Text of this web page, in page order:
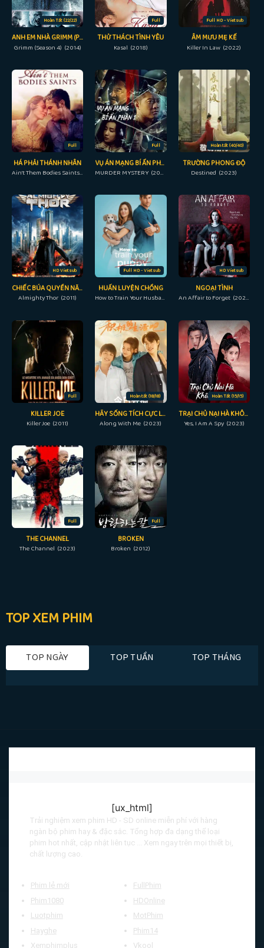
Hoàn Tất (22/22)
ANH EM NHÀ GRIMM (PHẦN 4)
Grimm (Season 4) (2014)
Full
THỬ THÁCH TÌNH YÊU
Kasal (2018)
Full HD - Vietsub
ÂM MƯU MẸ KẾ
Killer In Law (2022)
Full
HÁ PHẢI THÁNH NHÂN
Ain't Them Bodies Saints (2013)
Full
VỤ ÁN MẠNG BÍ ẨN PHẦN 1
MURDER MYSTERY (2023)
Hoàn tất (40/40)
TRƯỜNG PHONG ĐỘ
Destined (2023)
HD Vietsub
CHIẾC BÚA QUYỀN NĂNG
Almighty Thor (2011)
Full HD - Vietsub
HUẤN LUYỆN CHỒNG
How to Train Your Husband (2018)
HD Vietsub
NGOẠI TÌNH
An Affair to Forget (2022)
Full
KILLER JOE
Killer Joe (2011)
Hoàn tất (18/18)
HÃY SỐNG TÍCH CỰC LÊN
Along With Me (2023)
Hoàn Tất (15/15)
TRẠI CHỦ NẠI HÀ KHÔNG DỄ LÀM
Yes, I Am A Spy (2023)
Full
THE CHANNEL
The Channel (2023)
Full
BROKEN
Broken (2012)
TOP XEM PHIM
TOP NGÀY TOP TUẦN TOP THÁNG